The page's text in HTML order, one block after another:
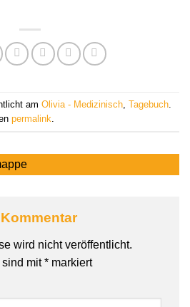
am Olivia - Medizinisch Tagebuch
permalink
wird nicht veröffentlicht.
sind mit* markiert